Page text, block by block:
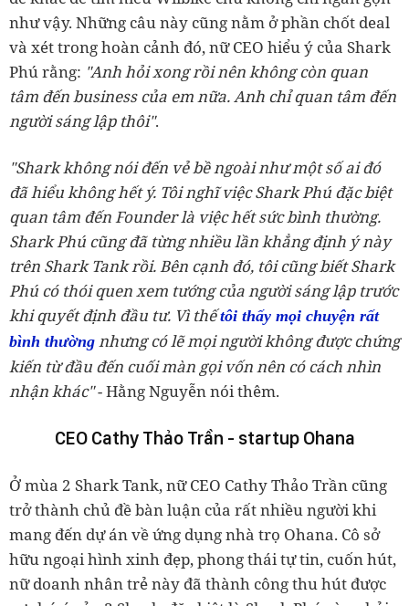
như vậy. Những câu này cũng nằm ở phần chốt deal
và xét trong hoàn cảnh đó, nữ CEO hiểu ý của Shark
Phú rằng: "Anh hỏi xong rồi nên không còn quan
tâm đến business của em nữa. Anh chỉ quan tâm đến
người sáng lập thôi".
"Shark không nói đến vẻ bề ngoài như một số ai đó
đã hiểu không hết ý. Tôi nghĩ việc Shark Phú đặc biệt
quan tâm đến Founder là việc hết sức bình thường.
Shark Phú cũng đã từng nhiều lần khẳng định ý này
trên Shark Tank rồi.Bên cạnh đó, tôi cũng biết Shark
Phú có thói quen xem tướng của người sáng lập trước
khi quyết định đầu tư. Vì thếtôi thấy mọi chuyện rất
bình thường nhưng có lẽ mọi người không được chứng
kiến từ đầu đến cuối màn gọi vốn nên có cách nhìn
nhận khác"- Hằng Nguyễn nói thêm.
CEO Cathy Thảo Trần - startup Ohana
Ở mùa 2 Shark Tank, nữ CEO Cathy Thảo Trần cũng
trở thành chủ đề bàn luận của rất nhiều người khi
mang đến dự án về ứng dụng nhà trọ Ohana. Cô sở
hữu ngoại hình xinh đẹp, phong thái tự tin, cuốn hút,
nữ doanh nhân trẻ này đã thành công thu hút được